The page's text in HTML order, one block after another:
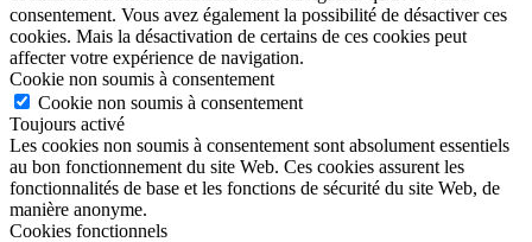
consentement. Vous avez également la possibilité de désactiver ces
cookies. Mais la désactivation de certains de ces cookies peut
affecter votre expérience de navigation.
Cookie non soumis à consentement
Cookie non soumis à consentement
Toujours activé
Les cookies non soumis à consentement sont absolument essentiels
au bon fonctionnement du site Web. Ces cookies assurent les
fonctionnalités de base et les fonctions de sécurité du site Web, de
manière anonyme.
Cookies fonctionnels